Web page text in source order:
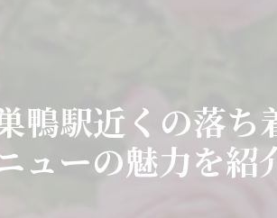
鴨駅近くの落ち
ューの魅力を紹